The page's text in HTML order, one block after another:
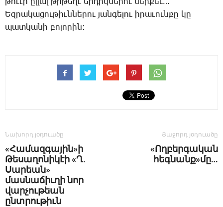
թո­ւէր ըլ­լալ թի­թե­ղէ եր­դիկ­նե­րու ներ­քեւ…
Եզ­րա­կա­ցու­թիւն­նե­րու յան­գե­լու ի­րա­ւուն­քը կը
պատ­կա­նի բո­լո­րին:
Նախորդ յօդուածը
«Համազգային»ի
Թեսաղոնիկէի «Ղ.
Սարեան»
մասնաճիւղի նոր
վարչութեան
ընտրութիւն
Յաջորդ յօդուածը
«Ողբերգական
հեգնանք»մը…